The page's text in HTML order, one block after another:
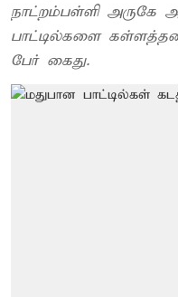
நாட்றம்பள்ளி அருகே
பாட்டில்களை
பேர் கைது.